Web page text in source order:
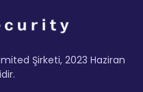
Şirketi, 2023 Haziran